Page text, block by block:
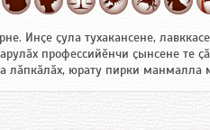
Инҫе ҫула тухакансене,
профессийӗнчи ҫынсене те
лӑпкӑлӑх, юрату пирки манмалла